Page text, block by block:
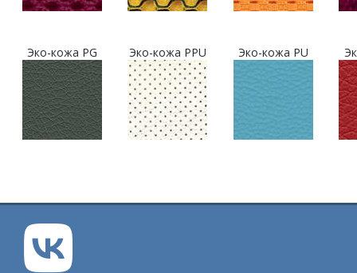
Эко-кожа PG Эко-кожа PPU Эко-кожа PU